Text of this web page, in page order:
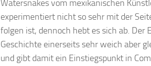
Watersnakes vom mexikanischen
experimentiert nicht so sehr mit der
folgen ist, dennoch hebt es sich ab.
Geschichte einerseits sehr weich aber
und gibt damit ein Einstiegspunkt in